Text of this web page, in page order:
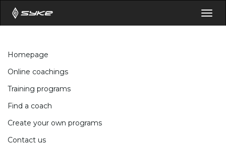
Homepage
Online coachings
Training programs
Find a coach
Create your own programs
Contact us